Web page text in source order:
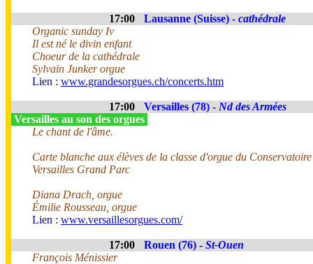
17:00 Lausanne (Suisse) - cathédrale
Organic sunday Iv
Il est né le divin enfant
Choeur de la cathédrale
Sylvain Junker orgue
Lien : www.grandesorgues.ch/concerts.htm
17:00 Versailles (78) - Nd des Armées
Versailles au son des orgues
Le chant de l'âme.
Carte blanche aux élèves de la classe d'orgue du
Versailles Grand Parc
Diana Drach, orgue
Émilie Rousseau, orgue
Lien : www.versaillesorgues.com/
17:00 Rouen (76) - St-Ouen
François Ménissier